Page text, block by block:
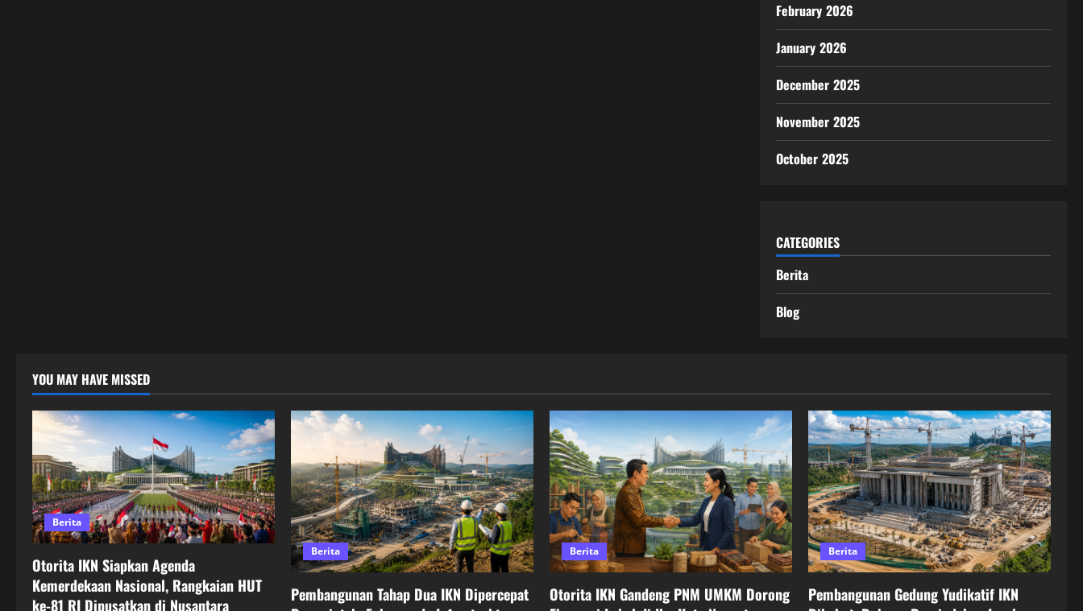
February 2026
January 2026
December 2025
November 2025
October 2025
CATEGORIES
Berita
Blog
YOU MAY HAVE MISSED
Berita
Otorita IKN Siapkan Agenda
Kemerdekaan Nasional, Rangkaian HUT
ke-81 RI Dipusatkan di Nusantara
Berita
Pembangunan Tahap Dua IKN Dipercepat
Berita
Otorita IKN Gandeng PNM UMKM Dorong
Berita
Pembangunan Gedung Yudikatif IKN